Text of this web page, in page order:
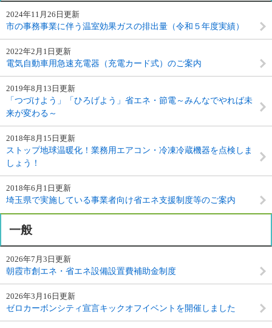
2024年11月26日更新
市の事務事業に伴う温室効果ガスの排出量（令和５年度実績）
2022年2月1日更新
電気自動車用急速充電器（充電カード式）のご案内
2019年8月13日更新
「つづけよう」「ひろげよう」省エネ・節電～みんなでやれば未
来が変わる～
2018年8月15日更新
ストップ地球温暖化！業務用エアコン・冷凍冷蔵機器を点検しま
しょう！
2018年6月1日更新
埼玉県で実施している事業者向け省エネ支援制度等のご案内
一般
2026年7月3日更新
朝霞市創エネ・省エネ設備設置費補助金制度
2026年3月16日更新
ゼロカーボンシティ宣言キックオフイベントを開催しました